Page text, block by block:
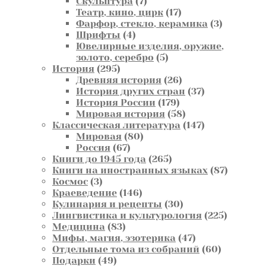
товаров
Театр, кино, цирк 1717
товаров
Фарфор, стекло, керамика 33
Шрифты 44
товара
Ювелирные изделия, оружие,
золото, серебро 55
История 295295
товаров
Древняя история 2626
товаров
История других стран 3737
История России 179179
товаров
Мировая история 5858
товаров
Классическая литература 147147
Мировая 8080
Россия 6767
товаров
Книги до 1945 года 265265
товаров
Книги на иностранных языках 8787
Космос 33
товара
Краеведение 146146
товаров
Кулинария и рецепты 3030
товаров
Лингвистика и культурология 225225
Медицина 8383
товара
Мифы, магия, эзотерика 4747
товаров
Отдельные тома из собраний 6060
Подарки 4949